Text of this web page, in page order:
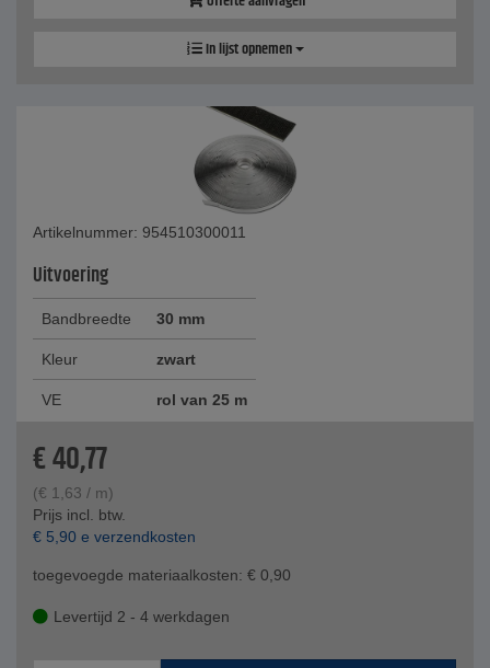
In lijst opnemen
Artikelnummer: 954510300011
Uitvoering
Bandbreedte 30 mm
Kleur zwart
VE rol van 25 m
€40,77
(€ 1,63 / m)
Prijs incl. btw.
€ 5,90 e verzendkosten
toegevoegde materiaalkosten: € 0,90
Levertijd 2 - 4 werkdagen